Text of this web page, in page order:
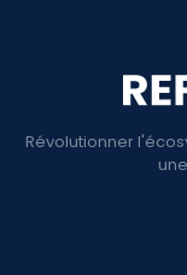
Révolutionner